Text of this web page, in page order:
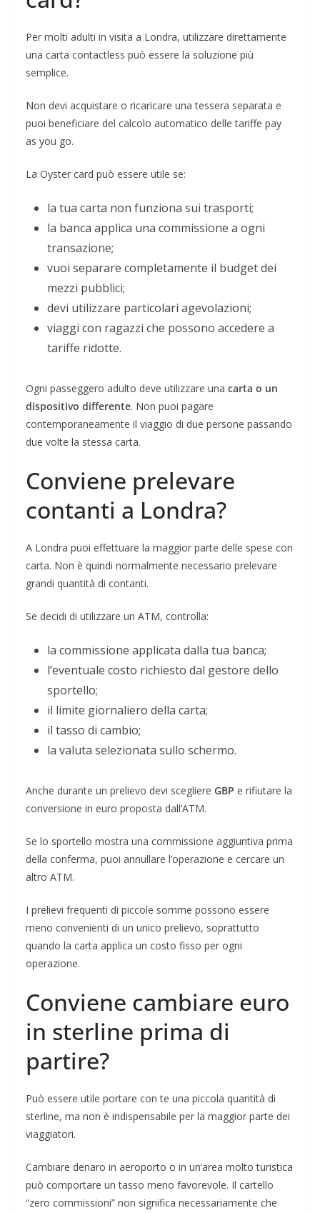
Per molti adulti in visita a Londra, utilizzare direttamente
una carta contactless può essere la soluzione più
semplice.
Non devi acquistare o ricaricare una tessera separata e
puoi beneficiare del calcolo automatico delle tariffe pay
as you go.
La Oyster card può essere utile se:
la tua carta non funziona sui trasporti;
la banca applica una commissione a ogni
transazione;
vuoi separare completamente il budget dei
mezzi pubblici;
devi utilizzare particolari agevolazioni;
viaggi con ragazzi che possono accedere a
tariffe ridotte.
Ogni passeggero adulto deve utilizzare una carta o un
dispositivo differente. Non puoi pagare
contemporaneamente il viaggio di due persone passando
due volte la stessa carta.
Conviene prelevare
contanti a Londra?
A Londra puoi effettuare la maggior parte delle spese con
carta. Non è quindi normalmente necessario prelevare
grandi quantità di contanti.
Se decidi di utilizzare un ATM, controlla:
la commissione applicata dalla tua banca;
l’eventuale costo richiesto dal gestore dello
sportello;
il limite giornaliero della carta;
il tasso di cambio;
la valuta selezionata sullo schermo.
Anche durante un prelievo devi scegliere GBP e rifiutare la
conversione in euro proposta dall’ATM.
Se lo sportello mostra una commissione aggiuntiva prima
della conferma, puoi annullare l’operazione e cercare un
altro ATM.
I prelievi frequenti di piccole somme possono essere
meno convenienti di un unico prelievo, soprattutto
quando la carta applica un costo fisso per ogni
operazione.
Conviene cambiare euro
in sterline prima di
partire?
Può essere utile portare con te una piccola quantità di
sterline, ma non è indispensabile per la maggior parte dei
viaggiatori.
Cambiare denaro in aeroporto o in un’area molto turistica
può comportare un tasso meno favorevole. Il cartello
“zero commissioni” non significa necessariamente che